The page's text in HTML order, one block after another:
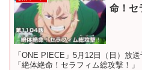
命！セ
「ONE PIECE」5月12日（日）放
「絶体絶命！セラフィム総攻撃！」